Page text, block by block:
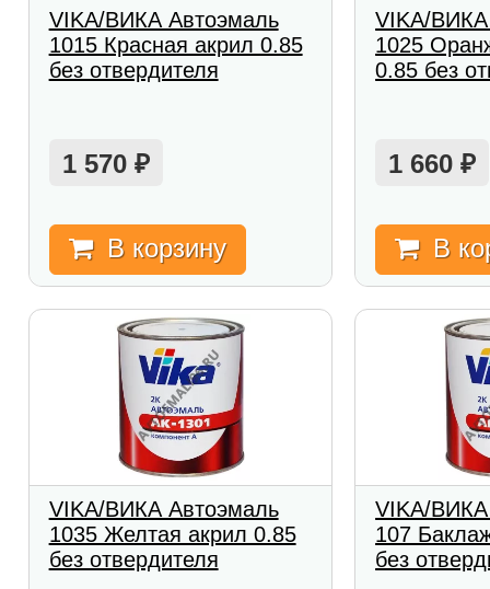
VIKA/ВИКА Автоэмаль
1015 Красная акрил 0.85
без отвердителя
1 570 ₽
В корзину
VIKA/
1025
0.85 без
1 660₽
В
VIKA/ВИКА Автоэмаль
1035 Желтая акрил 0.85
без отвердителя
VIKA/
107
без